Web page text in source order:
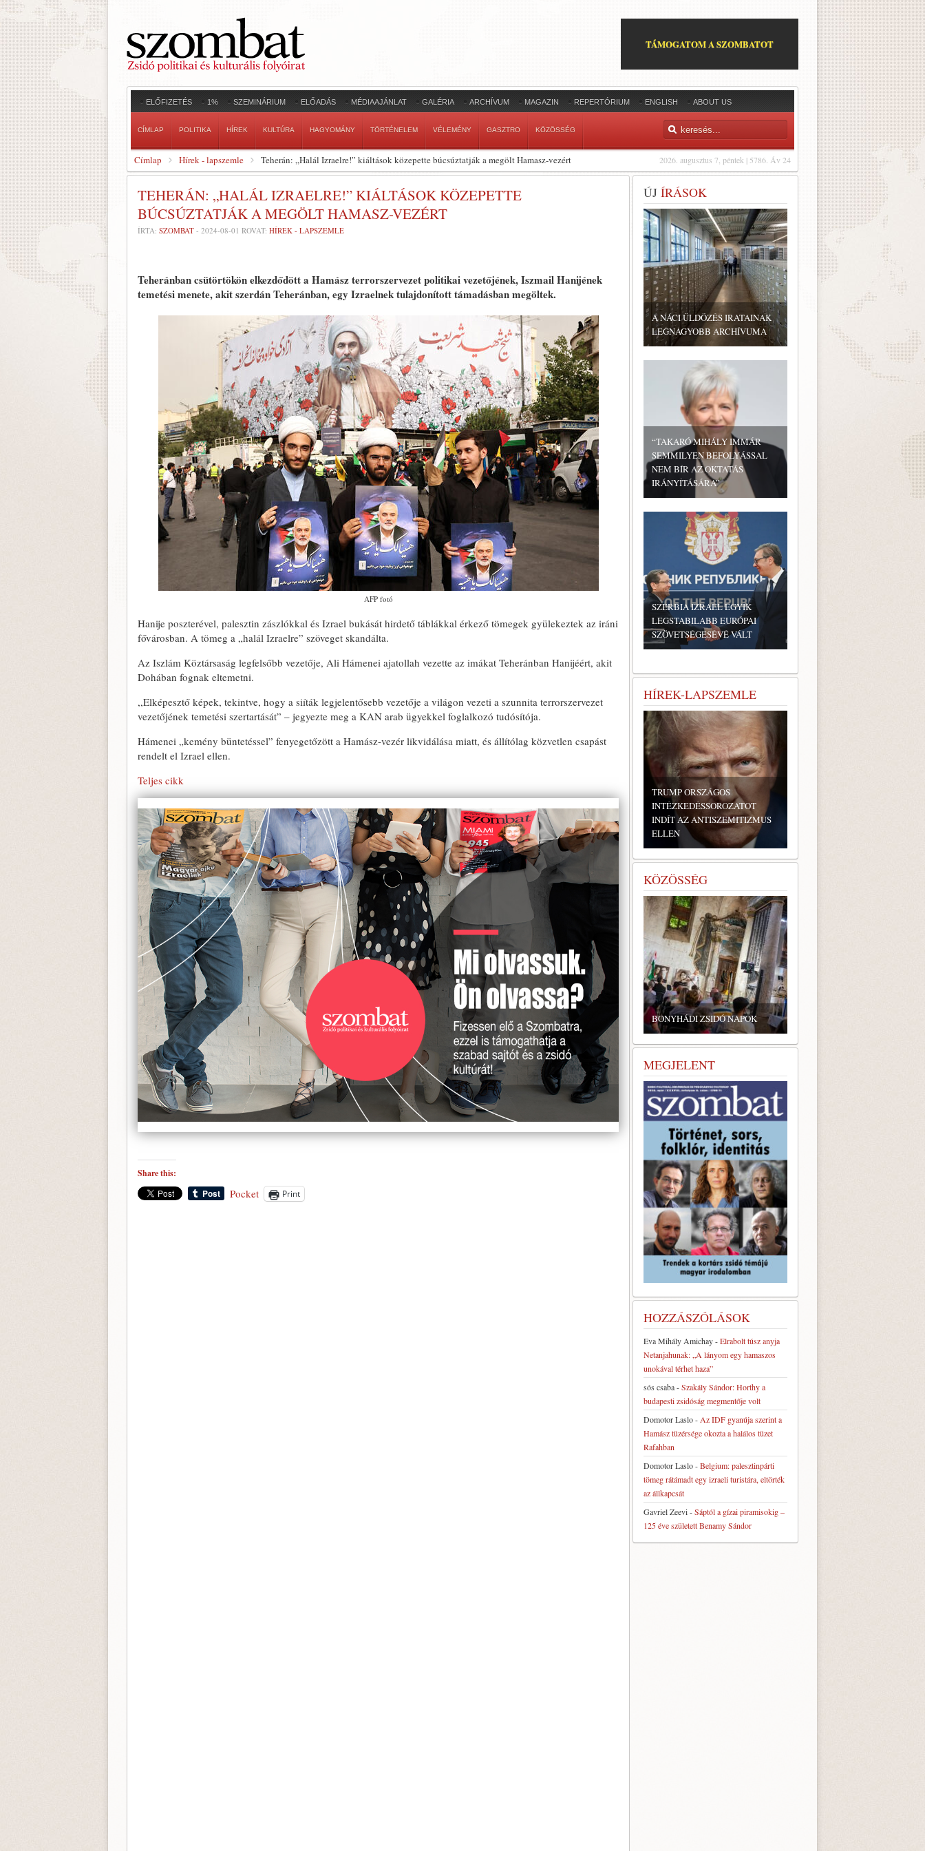
TÁMOGATOM A SZOMBATOT
ELŐFIZETÉS 1% SZEMINÁRIUM ELŐADÁS MÉDIAAJÁNLAT GALÉRIA ARCHÍVUM MAGAZIN REPERTÓRIUM ENGLISH ABOUT US
CÍMLAP POLITIKA HÍREK KULTÚRA HAGYOMÁNY TÖRTÉNELEM VÉLEMÉNY GASZTRO KÖZÖSSÉG
2026. augusztus 7, péntek | 5786. Áv 24
Címlap Hírek - lapszemle Teherán: „Halál Izraelre!” kiáltások közepette búcsúztatják a megölt Hamasz-vezért
TEHERÁN: „HALÁL IZRAELRE!” KIÁLTÁSOK KÖZEPETTE
BÚCSÚZTATJÁK A MEGÖLT HAMASZ-VEZÉRT
ÍRTA: SZOMBAT - 2024-08-01 ROVAT: HÍREK - LAPSZEMLE
Teheránban csütörtökön elkezdődött a Hamász terrorszervezet politikai vezetőjének, Iszmail Hanijének
temetési menete, akit szerdán Teheránban, egy Izraelnek tulajdonított támadásban megöltek.
AFP fotó
Hanije poszterével, palesztin zászlókkal és Izrael bukását hirdető táblákkal érkező tömegek gyülekeztek az iráni
fővárosban. A tömeg a „halál Izraelre” szöveget skandálta.
Az Iszlám Köztársaság legfelsőbb vezetője, Ali Hámenei ajatollah vezette az imákat Teheránban Hanijéért, akit
Dohában fognak eltemetni.
,,Elképesztő képek, tekintve, hogy a siíták legjelentősebb vezetője a világon vezeti a szunnita terrorszervezet
vezetőjének temetési szertartását” – jegyezte meg a KAN arab ügyekkel foglalkozó tudósítója.
Hámenei „kemény büntetéssel” fenyegetőzött a Hamász-vezér likvidálása miatt, és állítólag közvetlen csapást
rendelt el Izrael ellen.
Teljes cikk
Share this:
Pocket Print
ÚJ ÍRÁSOK
A NÁCI ÜLDÖZÉS IRATAINAK
LEGNAGYOBB ARCHÍVUMA
“TAKARÓ MIHÁLY IMMÁR
SEMMILYEN BEFOLYÁSSAL
NEM BÍR AZ OKTATÁS
IRÁNYÍTÁSÁRA”
SZERBIA IZRAEL EGYIK
LEGSTABILABB EURÓPAI
SZÖVETSÉGESÉVÉ VÁLT
HÍREK-LAPSZEMLE
TRUMP ORSZÁGOS
INTÉZKEDÉSSOROZATOT
INDÍT AZ ANTISZEMITIZMUS
ELLEN
KÖZÖSSÉG
BONYHÁDI ZSIDÓ NAPOK
MEGJELENT
HOZZÁSZÓLÁSOK
Eva Mihály Amichay-Elrabolt túsz anyja
Netanjahunak: „A lányom egy hamaszos
unokával térhet haza”
sós csaba-Szakály Sándor: Horthy a
budapesti zsidóság megmentője volt
Domotor Laslo- Az IDF gyanúja szerint a
Hamász tüzérsége okozta a halálos tüzet
Rafahban
Domotor Laslo-Belgium: palesztinpárti
tömeg rátámadt egy izraeli turistára, eltörték
az állkapcsát
Gavriel Zeevi-Sáptól a gízai piramisokig –
125 éve született Benamy Sándor